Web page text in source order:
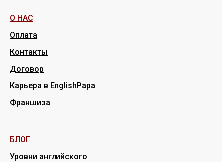
О НАС
Оплата
Контакты
Договор
Карьера в EnglishPapa
Франшиза
БЛОГ
Уровни английского